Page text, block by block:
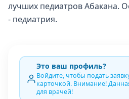
лучших педиатров Абакана.
- педиатрия.
Это ваш профиль?
Войдите, чтобы подать
карточкой. Внимание!
для врачей!